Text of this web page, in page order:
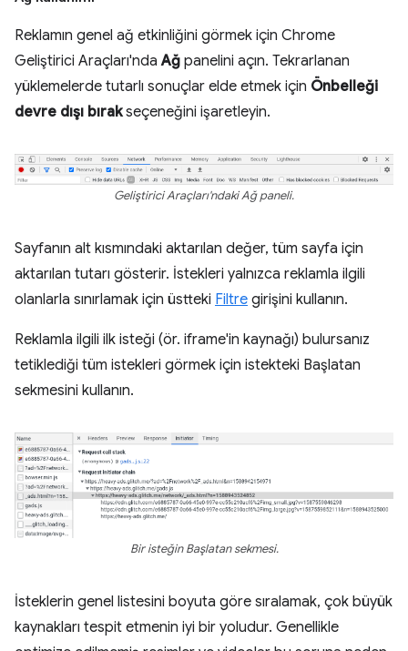
Reklamın genel ağ etkinliğini görmek için Chrome
Geliştirici Araçları'ndaAğ panelini açın. Tekrarlanan
yüklemelerde tutarlı sonuçlar elde etmek için Önbelleği
devre dışı bırakseçeneğini işaretleyin.
Geliştirici Araçları'ndaki Ağ paneli.
Sayfanın alt kısmındaki aktarılan değer, tüm sayfa için
aktarılan tutarı gösterir. İstekleri yalnızca reklamla ilgili
olanlarla sınırlamak için üstteki Filtre girişini kullanın.
Reklamla ilgili ilk isteği (ör. iframe'in kaynağı) bulursanız
tetiklediği tüm istekleri görmek için istekteki Başlatan
sekmesini kullanın.
Bir isteğin Başlatan sekmesi.
İsteklerin genel listesini boyuta göre sıralamak, çok büyük
kaynakları tespit etmenin iyi bir yoludur. Genellikle